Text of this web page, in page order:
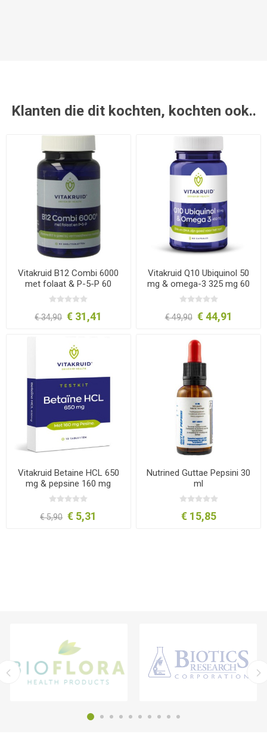
Klanten die dit kochten, kochten ook..
Vitakruid B12 Combi 6000
met folaat & P-5-P 60
tabletten
€ 34,90 € 31,41
Vitakruid Q10 Ubiquinol 50
mg & omega-3 325 mg 60
caps
€ 49,90 € 44,91
Vitakruid Betaine HCL 650
mg & pepsine 160 mg
testkit 10 tabletten
€ 5,90 € 5,31
Nutrined Guttae Pepsini 30
ml
€ 15,85